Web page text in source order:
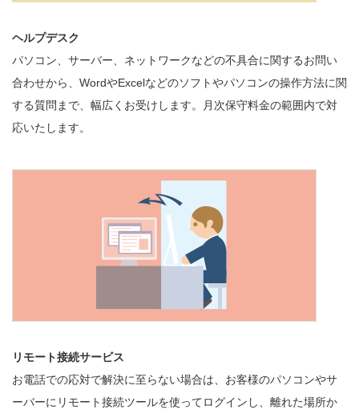
ヘルプデスク
パソコン、サーバー、ネットワークなどの不具合に関するお問い
合わせから、WordやExcelなどのソフトやパソコンの操作方法に関
する質問まで、幅広くお受けします。月次保守料金の範囲内で対
応いたします。
リモート接続サービス
お電話での応対で解決に至らない場合は、お客様のパソコンやサ
ーバーにリモート接続ツールを使ってログインし、離れた場所か